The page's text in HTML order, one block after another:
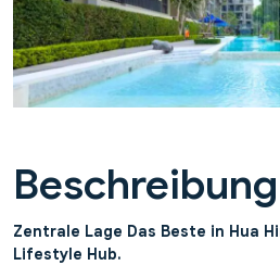
Beschreibung
Zentrale Lage Das Beste in Hua
Lifestyle Hub.